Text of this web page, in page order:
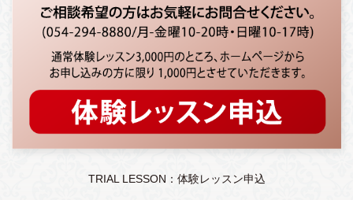
TRIAL LESSON：体験レッスン申込